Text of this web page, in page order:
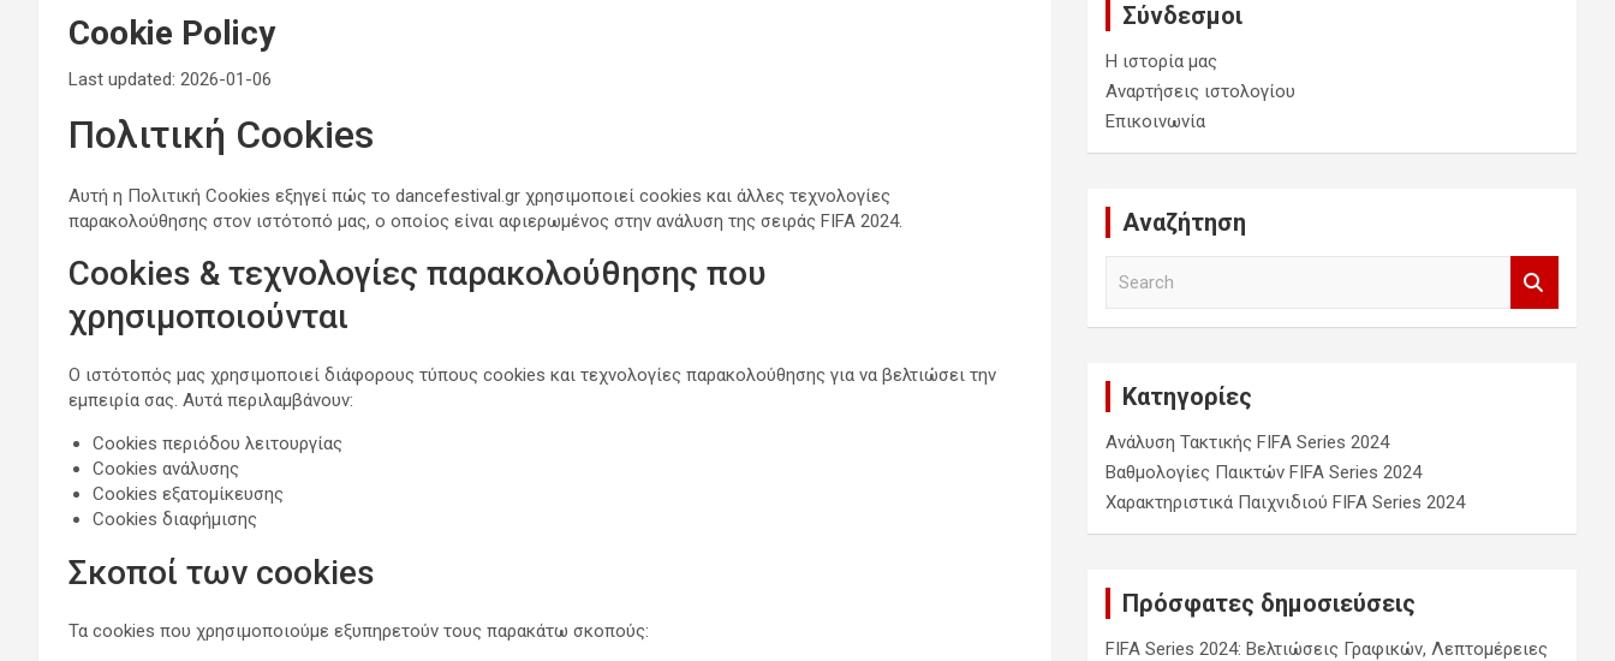
Cookie Policy
Last updated: 2026-01-06
Πολιτική Cookies
Αυτή η Πολιτική Cookies εξηγεί πώς το dancefestival.gr χρησιμοποιεί cookies και άλλες τεχνολογίες
παρακολούθησης στον ιστότοπό μας, ο οποίος είναι αφιερωμένος στην ανάλυση της σειράς FIFA 2024.
Cookies & τεχνολογίες παρακολούθησης που
χρησιμοποιούνται
Ο ιστότοπός μας χρησιμοποιεί διάφορους τύπους cookies και τεχνολογίες παρακολούθησης για να βελτιώσει την
εμπειρία σας. Αυτά περιλαμβάνουν:
Cookies περιόδου λειτουργίας
Cookies ανάλυσης
Cookies εξατομίκευσης
Cookies διαφήμισης
Σκοποί των cookies
Τα cookies που χρησιμοποιούμε εξυπηρετούν τους παρακάτω σκοπούς:
Σύνδεσμοι
Η ιστορία μας
Αναρτήσεις ιστολογίου
Επικοινωνία
Αναζήτηση
Κατηγορίες
Ανάλυση Τακτικής FIFA Series 2024
Βαθμολογίες Παικτών FIFA Series 2024
Χαρακτηριστικά Παιχνιδιού FIFA Series 2024
Πρόσφατες δημοσιεύσεις
FIFA Series 2024: Βελτιώσεις Γραφικών, Λεπτομέρειες